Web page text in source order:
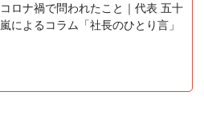
コロナ禍で問われたこと｜代表 五十
嵐によるコラム「社長のひとり言」